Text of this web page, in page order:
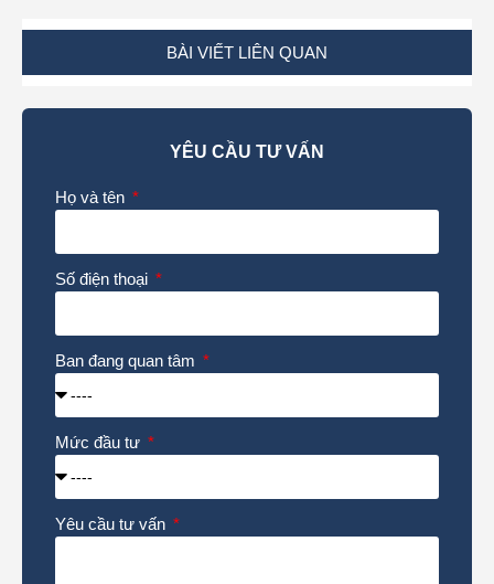
BÀI VIẾT LIÊN QUAN
YÊU CẦU TƯ VẤN
Họ và tên
Số điện thoại
Ban đang quan tâm
Mức đầu tư
Yêu cầu tư vấn